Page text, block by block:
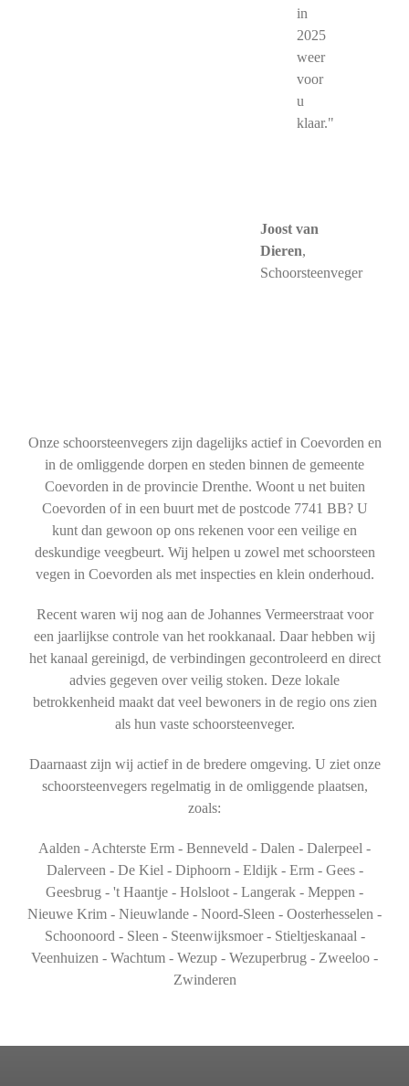
in
2025
weer
voor
u
klaar."
Joost van
Dieren,
Schoorsteenveger
Onze schoorsteenvegers zijn dagelijks actief in Coevorden en
in de omliggende dorpen en steden binnen de gemeente
Coevorden in de provincie Drenthe. Woont u net buiten
Coevorden of in een buurt met de postcode 7741 BB? U
kunt dan gewoon op ons rekenen voor een veilige en
deskundige veegbeurt. Wij helpen u zowel met schoorsteen
vegen in Coevorden als met inspecties en klein onderhoud.
Recent waren wij nog aan de Johannes Vermeerstraat voor
een jaarlijkse controle van het rookkanaal. Daar hebben wij
het kanaal gereinigd, de verbindingen gecontroleerd en direct
advies gegeven over veilig stoken. Deze lokale
betrokkenheid maakt dat veel bewoners in de regio ons zien
als hun vaste schoorsteenveger.
Daarnaast zijn wij actief in de bredere omgeving. U ziet onze
schoorsteenvegers regelmatig in de omliggende plaatsen,
zoals:
Aalden - Achterste Erm - Benneveld - Dalen - Dalerpeel -
Dalerveen - De Kiel - Diphoorn - Eldijk - Erm - Gees -
Geesbrug - 't Haantje - Holsloot - Langerak - Meppen -
Nieuwe Krim - Nieuwlande - Noord-Sleen - Oosterhesselen -
Schoonoord - Sleen - Steenwijksmoer - Stieltjeskanaal -
Veenhuizen - Wachtum - Wezup - Wezuperbrug - Zweeloo -
Zwinderen